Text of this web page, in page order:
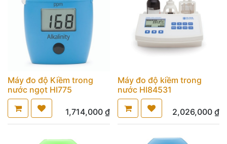
Máy đo độ Kiềm trong
nước ngọt HI775
1,714,000₫
Máy đo độ kiềm trong
nước HI84531
2,026,000 ₫